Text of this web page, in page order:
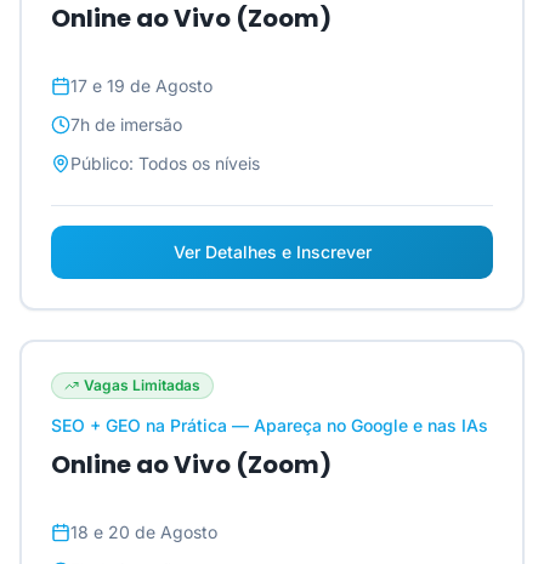
Online ao Vivo (Zoom)
17 e 19 de Agosto
7h de imersão
Público: Todos os níveis
Ver Detalhes e Inscrever
Vagas Limitadas
SEO + GEO na Prática — Apareça no Google e nas IAs
Online ao Vivo (Zoom)
18 e 20 de Agosto